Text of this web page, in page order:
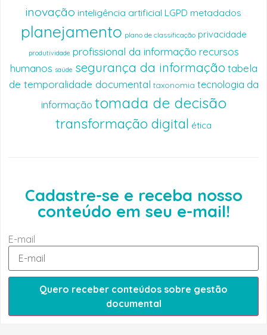
inovação inteligência artificial LGPD metadados
planejamento plano de classificação privacidade
produtividade profissional da informação recursos
humanos saúde segurança da informação tabela
de temporalidade documental taxonomia tecnologia da
informação tomada de decisão
transformação digital ética
Cadastre-se e receba nosso
conteúdo em seu e-mail!
E-mail
Quero receber conteúdos sobre gestão
documental